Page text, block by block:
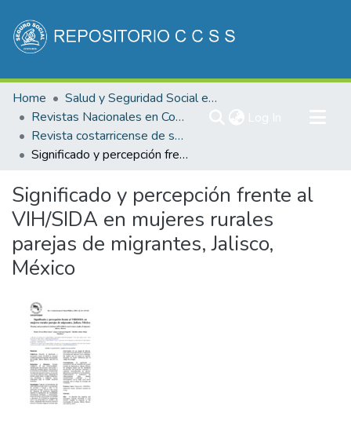
Communities & Collections
All of DSpace
Statistics
Home
Salud y Seguridad Social en Costa Rica
Revistas Nacionales en Costa Rica
Revista costarricense de salud Pública
Significado y percepción frente al VIH/SIDA en mujeres rurales parejas de migrantes, Jalisco, México
Significado y percepción frente al
VIH/SIDA en mujeres rurales
parejas de migrantes, Jalisco,
México